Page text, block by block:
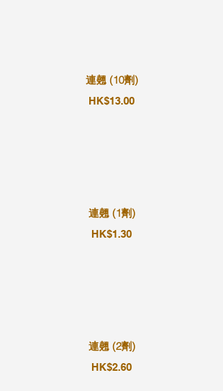
連翹 (10劑)
HK$13.00
連翹 (1劑)
HK$1.30
連翹 (2劑)
HK$2.60